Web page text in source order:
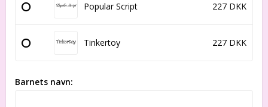
Popular Script 227 DKK
Tinkertoy 227 DKK
Barnets navn: